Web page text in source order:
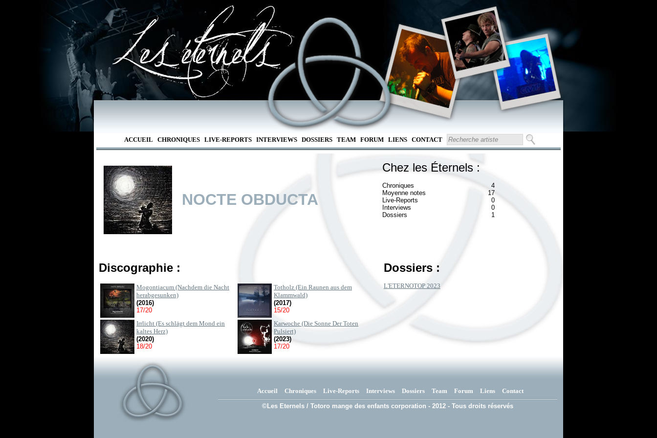
ACCUEIL CHRONIQUES LIVE-REPORTS INTERVIEWS DOSSIERS TEAM FORUM LIENS CONTACT
NOCTE OBDUCTA
Chez les Éternels :
Chroniques
4
Moyenne notes
17
Live-Reports
0
Interviews
0
Dossiers
1
Discographie :
Mogontiacum (Nachdem die Nacht
herabgesunken)
(2016)
17/20
Totholz (Ein Raunen aus dem
Klammwald)
(2017)
15/20
Irrlicht (Es schlägt dem Mond ein
kaltes Herz)
(2020)
18/20
Karwoche (Die Sonne Der Toten
Pulsiert)
(2023)
17/20
Dossiers :
L'ETERNOTOP 2023
Accueil Chroniques Live-Reports Interviews Dossiers Team Forum Liens Contact
©Les Eternels / Totoro mange des enfants corporation - 2012 - Tous droits réservés